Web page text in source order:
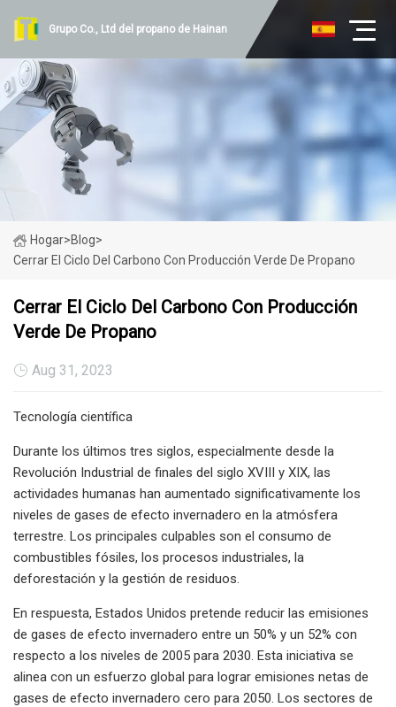
Grupo Co., Ltd del propano de Hainan
Hogar>Blog>
Cerrar El Ciclo Del Carbono Con Producción Verde De Propano
Cerrar El Ciclo Del Carbono Con Producción
Verde De Propano
Aug 31, 2023
Tecnología científica
Durante los últimos tres siglos, especialmente desde la
Revolución Industrial de finales del siglo XVIII y XIX, las
actividades humanas han aumentado significativamente los
niveles de gases de efecto invernadero en la atmósfera
terrestre. Los principales culpables son el consumo de
combustibles fósiles, los procesos industriales, la
deforestación y la gestión de residuos.
En respuesta, Estados Unidos pretende reducir las emisiones
de gases de efecto invernadero entre un 50% y un 52% con
respecto a los niveles de 2005 para 2030. Esta iniciativa se
alinea con un esfuerzo global para lograr emisiones netas de
gases de efecto invernadero cero para 2050. Los sectores de